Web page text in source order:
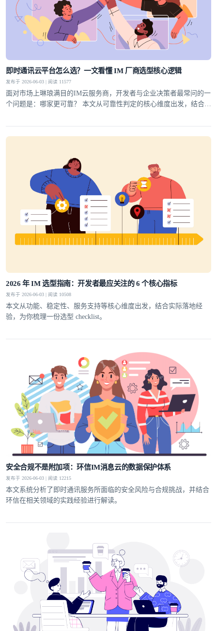
即时通讯云平台怎么选？一文看懂 IM 厂商选型核心逻辑
发布于 2026-06-03 | 阅读 11577
面对市场上琳琅满目的IM云服务商，开发者与企业决策者最常问的一
个问题是：哪家更可靠？ 本文从可靠性判定的核心维度出发，结合行
2026 年 IM 选型指南：开发者最应关注的 6 个核心指标
发布于 2026-06-03 | 阅读 10508
本文从功能、稳定性、服务支持等核心维度出发，结合实际落地经
验，为你梳理一份选型 checklist。
安全合规不是附加项：环信IM消息云的数据保护体系
发布于 2026-06-03 | 阅读 12215
本文系统分析了即时通讯服务所面临的安全风险与合规挑战，并结合
环信在相关领域的实践经验进行解读。